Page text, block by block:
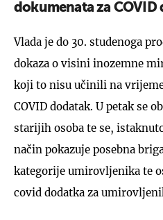
dokumenata za COVID
Vlada je do 30. studenoga
dokaza o visini inozemne
koji to nisu učinili na
COVID dodatak. U petak se
starijih osoba te se,
način pokazuje posebna
kategorije umirovljenika te
covid dodatka za